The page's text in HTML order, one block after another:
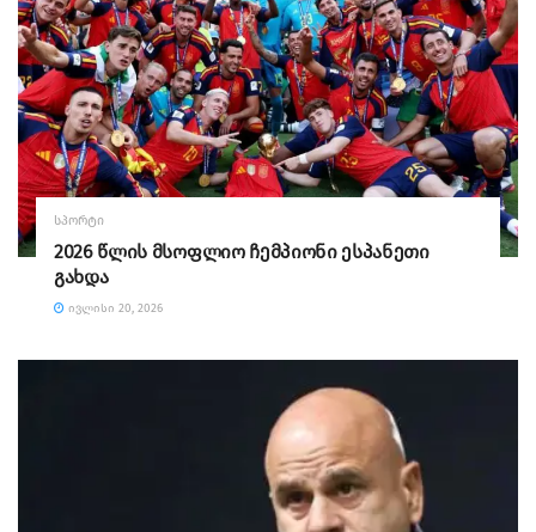
ᲡᲞᲝᲠᲢᲘ
2026 წლის მსოფლიო ჩემპიონი ესპანეთი
გახდა
ᲘᲕᲚᲘᲡᲘ 20, 2026